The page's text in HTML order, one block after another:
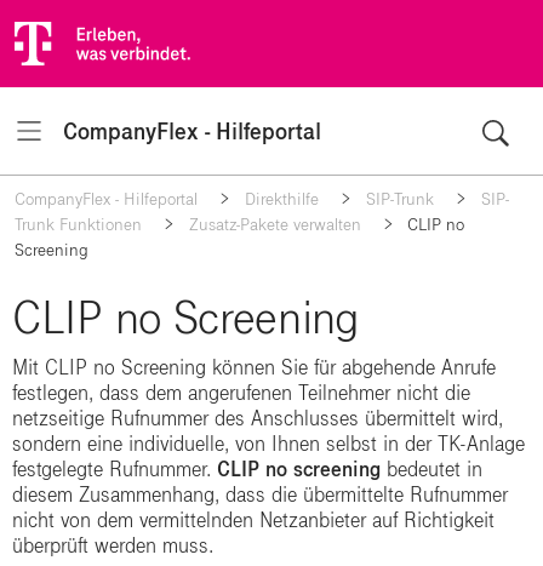
CompanyFlex - Hilfeportal
Navigation
CompanyFlex - Hilfeportal Direkthilfe SIP-Trunk
SIP-
Trunk Funktionen
Zusatz-Pakete verwalten
CLIP no
Screening
CLIP no Screening
Mit CLIP no Screening können Sie für abgehende Anrufe
festlegen, dass dem angerufenen Teilnehmer nicht die
netzseitige Rufnummer des Anschlusses übermittelt wird,
sondern eine individuelle, von Ihnen selbst in der TK-Anlage
festgelegte Rufnummer. CLIP no screening bedeutet in
diesem Zusammenhang, dass die übermittelte Rufnummer
nicht von dem vermittelnden Netzanbieter auf Richtigkeit
überprüft werden muss.